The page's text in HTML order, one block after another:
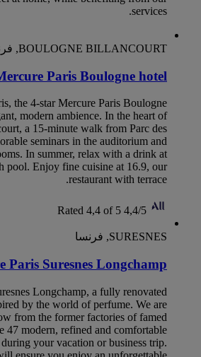
services.
BOULOGNE BILLANCOURT, فرنسا
Paris Boulogne hotel
the 4-star Mercure Paris Boulogne
modern ambience. In the heart of
a 15-minute walk from Parc des
seminars in the auditorium and
In summer, relax with a drink at
pool. Enjoy fine cuisine at 16.9, our
restaurant with terrace.
4,4/5
Rated 4,4 of 5
SURESNES, فرنسا
Paris Suresnes Longchamp
Longchamp, a fully renovated
by the world of perfume. We are
from the former factories of famed
47 modern, refined and comfortable
your vacation or business trip.